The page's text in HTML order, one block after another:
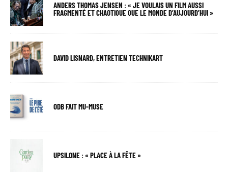
ANDERS THOMAS JENSEN : « JE VOULAIS UN FILM AUSSI
FRAGMENTÉ ET CHAOTIQUE QUE LE MONDE D’AUJOURD’HUI »
DAVID LISNARD, ENTRETIEN TECHNIKART
ODB FAIT MU-MUSE
UPSILONE : « PLACE À LA FÊTE »